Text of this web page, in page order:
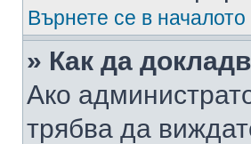
Върнете се в началото
» Как да
Ако
трябва да